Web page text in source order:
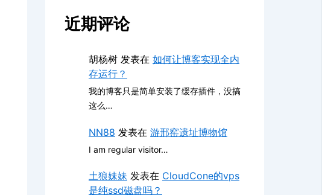
近期评论
胡杨树 发表在 如何让博客实现全内
存运行？
我的博客只是简单安装了缓存插件，没搞
这么…
NN88 发表在 游邢窑遗址博物馆
I am regular visitor…
土狼妹妹 发表在 CloudCone的vps
是纯ssd磁盘吗？